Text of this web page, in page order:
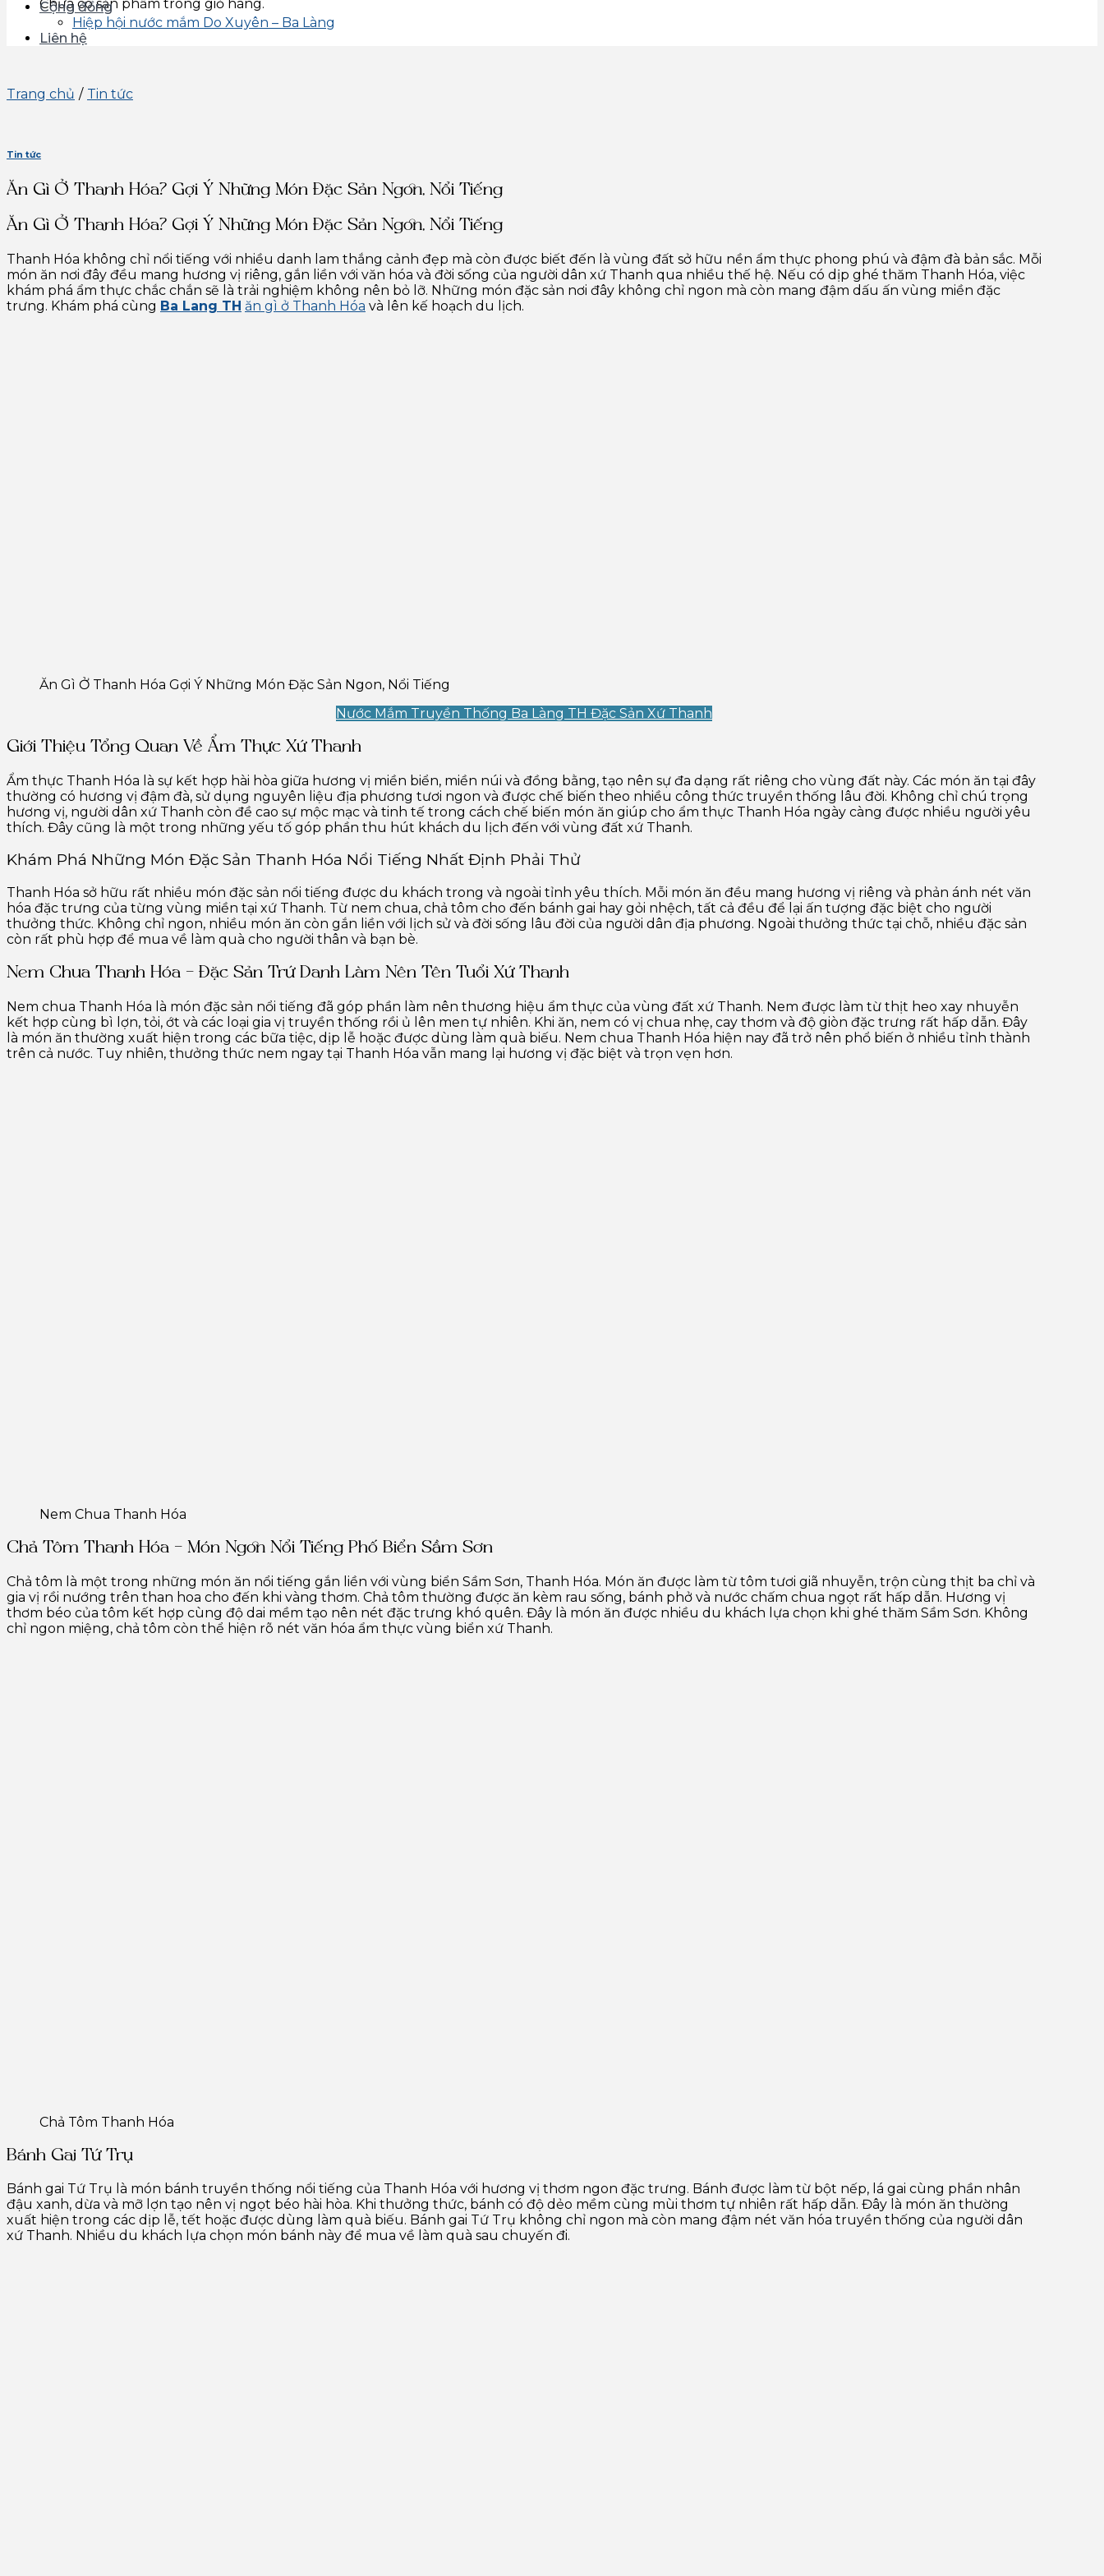
Chưa có sản phẩm trong giỏ hàng.
Cộng đồng
Hiệp hội nước mắm Do Xuyên – Ba Làng
Liên hệ
Trang chủ / Tin tức
Tin tức
Ăn Gì Ở Thanh Hóa? Gợi Ý Những Món Đặc Sản Ngon, Nổi Tiếng
Ăn Gì Ở Thanh Hóa? Gợi Ý Những Món Đặc Sản Ngon, Nổi Tiếng
Thanh Hóa không chỉ nổi tiếng với nhiều danh lam thắng cảnh đẹp mà còn được biết đến là vùng đất sở hữu nền ẩm thực phong phú và đậm đà bản sắc. Mỗi
món ăn nơi đây đều mang hương vị riêng, gắn liền với văn hóa và đời sống của người dân xứ Thanh qua nhiều thế hệ. Nếu có dịp ghé thăm Thanh Hóa, việc
khám phá ẩm thực chắc chắn sẽ là trải nghiệm không nên bỏ lỡ. Những món đặc sản nơi đây không chỉ ngon mà còn mang đậm dấu ấn vùng miền đặc
trưng. Khám phá cùng Ba Lang TH ăn gì ở Thanh Hóa và lên kế hoạch du lịch.
Ăn Gì Ở Thanh Hóa Gợi Ý Những Món Đặc Sản Ngon, Nổi Tiếng
Nước Mắm Truyền Thống Ba Làng TH Đặc Sản Xứ Thanh
Giới Thiệu Tổng Quan Về Ẩm Thực Xứ Thanh
Ẩm thực Thanh Hóa là sự kết hợp hài hòa giữa hương vị miền biển, miền núi và đồng bằng, tạo nên sự đa dạng rất riêng cho vùng đất này. Các món ăn tại đây
thường có hương vị đậm đà, sử dụng nguyên liệu địa phương tươi ngon và được chế biến theo nhiều công thức truyền thống lâu đời. Không chỉ chú trọng
hương vị, người dân xứ Thanh còn đề cao sự mộc mạc và tinh tế trong cách chế biến món ăn giúp cho ẩm thực Thanh Hóa ngày càng được nhiều người yêu
thích. Đây cũng là một trong những yếu tố góp phần thu hút khách du lịch đến với vùng đất xứ Thanh.
Khám Phá Những Món Đặc Sản Thanh Hóa Nổi Tiếng Nhất Định Phải Thử
Thanh Hóa sở hữu rất nhiều món đặc sản nổi tiếng được du khách trong và ngoài tỉnh yêu thích. Mỗi món ăn đều mang hương vị riêng và phản ánh nét văn
hóa đặc trưng của từng vùng miền tại xứ Thanh. Từ nem chua, chả tôm cho đến bánh gai hay gỏi nhệch, tất cả đều để lại ấn tượng đặc biệt cho người
thưởng thức. Không chỉ ngon, nhiều món ăn còn gắn liền với lịch sử và đời sống lâu đời của người dân địa phương. Ngoài thưởng thức tại chỗ, nhiều đặc sản
còn rất phù hợp để mua về làm quà cho người thân và bạn bè.
Nem Chua Thanh Hóa – Đặc Sản Trứ Danh Làm Nên Tên Tuổi Xứ Thanh
Nem chua Thanh Hóa là món đặc sản nổi tiếng đã góp phần làm nên thương hiệu ẩm thực của vùng đất xứ Thanh. Nem được làm từ thịt heo xay nhuyễn
kết hợp cùng bì lợn, tỏi, ớt và các loại gia vị truyền thống rồi ủ lên men tự nhiên. Khi ăn, nem có vị chua nhẹ, cay thơm và độ giòn đặc trưng rất hấp dẫn. Đây
là món ăn thường xuất hiện trong các bữa tiệc, dịp lễ hoặc được dùng làm quà biếu. Nem chua Thanh Hóa hiện nay đã trở nên phổ biến ở nhiều tỉnh thành
trên cả nước. Tuy nhiên, thưởng thức nem ngay tại Thanh Hóa vẫn mang lại hương vị đặc biệt và trọn vẹn hơn.
Nem Chua Thanh Hóa
Chả Tôm Thanh Hóa – Món Ngon Nổi Tiếng Phố Biển Sầm Sơn
Chả tôm là một trong những món ăn nổi tiếng gắn liền với vùng biển Sầm Sơn, Thanh Hóa. Món ăn được làm từ tôm tươi giã nhuyễn, trộn cùng thịt ba chỉ và
gia vị rồi nướng trên than hoa cho đến khi vàng thơm. Chả tôm thường được ăn kèm rau sống, bánh phở và nước chấm chua ngọt rất hấp dẫn. Hương vị
thơm béo của tôm kết hợp cùng độ dai mềm tạo nên nét đặc trưng khó quên. Đây là món ăn được nhiều du khách lựa chọn khi ghé thăm Sầm Sơn. Không
chỉ ngon miệng, chả tôm còn thể hiện rõ nét văn hóa ẩm thực vùng biển xứ Thanh.
Chả Tôm Thanh Hóa
Bánh Gai Tứ Trụ
Bánh gai Tứ Trụ là món bánh truyền thống nổi tiếng của Thanh Hóa với hương vị thơm ngon đặc trưng. Bánh được làm từ bột nếp, lá gai cùng phần nhân
đậu xanh, dừa và mỡ lợn tạo nên vị ngọt béo hài hòa. Khi thưởng thức, bánh có độ dẻo mềm cùng mùi thơm tự nhiên rất hấp dẫn. Đây là món ăn thường
xuất hiện trong các dịp lễ, tết hoặc được dùng làm quà biếu. Bánh gai Tứ Trụ không chỉ ngon mà còn mang đậm nét văn hóa truyền thống của người dân
xứ Thanh. Nhiều du khách lựa chọn món bánh này để mua về làm quà sau chuyến đi.